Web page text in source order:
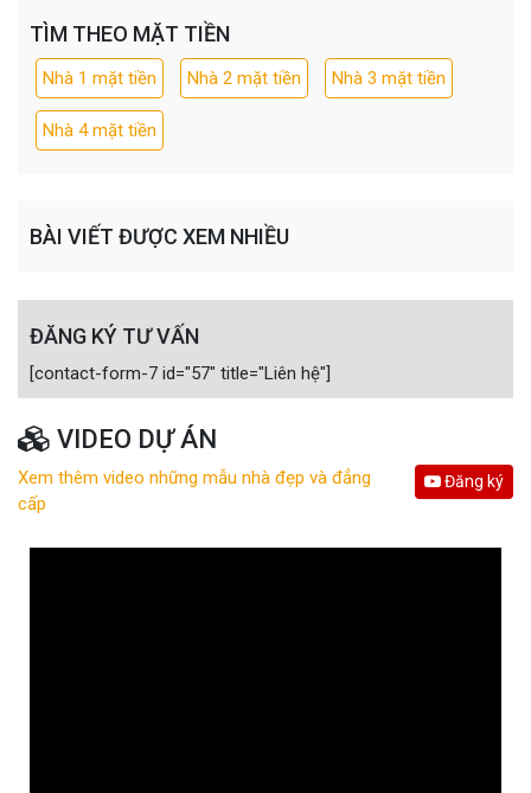
TÌM THEO MẶT TIỀN
Nhà 1 mặt tiền Nhà 2 mặt tiền Nhà 3 mặt tiền
Nhà 4 mặt tiền
BÀI VIẾT ĐƯỢC XEM NHIỀU
ĐĂNG KÝ TƯ VẤN
[contact-form-7 id="57" title="Liên hệ"]
VIDEO DỰ ÁN
Xem thêm video những mẫu nhà đẹp và đẳng
cấp
Đăng ký